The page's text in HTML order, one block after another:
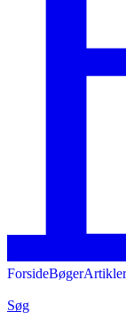
ForsideBøgerArtikler
Søg